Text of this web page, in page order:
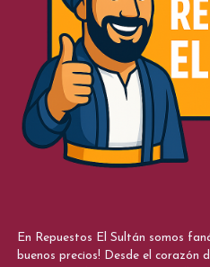
En Repuestos El Sultán somos
buenos precios! Desde el corazón